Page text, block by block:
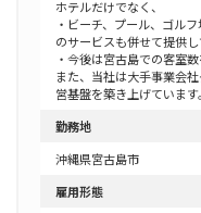
ホテルだけでなく、
・ビーチ、プール、ゴル
のサービスも併せて提供し
・今後は宮古島での客室
また、当社は大手事業会
営基盤を築き上げています。
勤務地
沖縄県宮古島市
雇用形態